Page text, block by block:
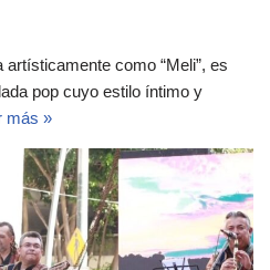
como “Meli”, es
pop cuyo estilo íntimo y
más »